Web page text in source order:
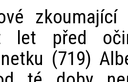
let před
(719)